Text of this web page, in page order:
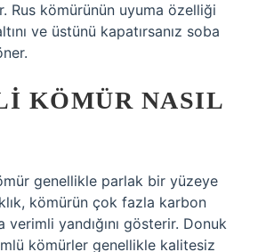
Rus kömürünün uyuma özelliği
ve üstünü kapatırsanız soba
KÖMÜR NASIL
genellikle parlak bir yüzeye
kömürün çok fazla karbon
yandığını gösterir. Donuk
kömürler genellikle kalitesiz